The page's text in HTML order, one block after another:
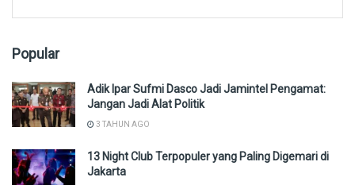
Popular
Adik Ipar Sufmi Dasco Jadi Jamintel Pengamat:
Jangan Jadi Alat Politik
3 TAHUN AGO
13 Night Club Terpopuler yang Paling Digemari di
Jakarta